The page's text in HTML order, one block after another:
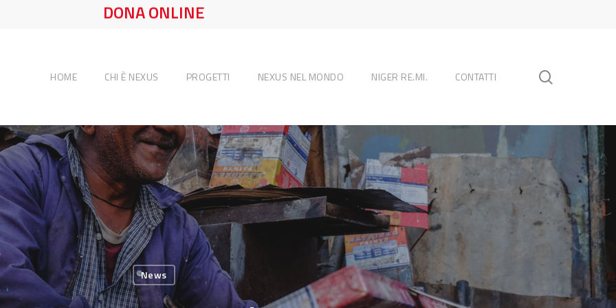
DONA ONLINE
HOME CHI È NEXUS PROGETTI NEXUS NEL MONDO NIGER RE.MI. CONTATTI
News